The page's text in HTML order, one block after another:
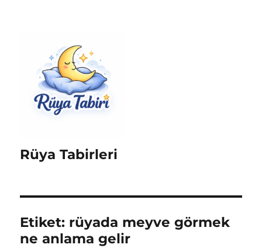
Rüya Tabirleri
Etiket: rüyada meyve görmek
ne anlama gelir